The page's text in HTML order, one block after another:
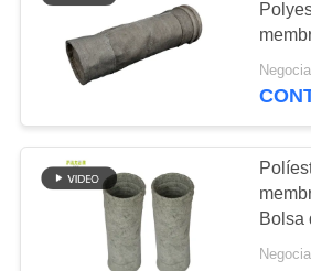
Bolsas de
fieltro
Bolsa
de
Bolsa
de